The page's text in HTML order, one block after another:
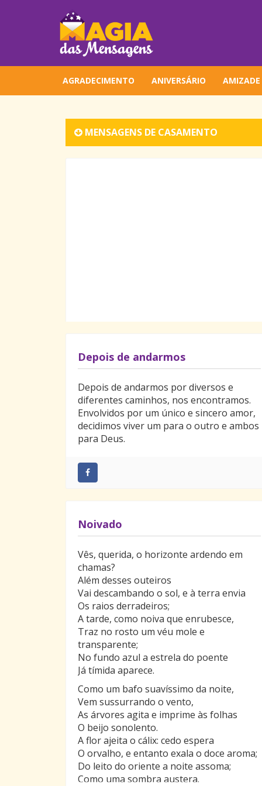
AGRADECIMENTO ANIVERSÁRIO AMIZADE
MENSAGENS DE CASAMENTO
Depois de andarmos
Depois de andarmos por diversos e
diferentes caminhos, nos encontramos.
Envolvidos por um único e sincero amor,
decidimos viver um para o outro e ambos
para Deus.
Noivado
Vês, querida, o horizonte ardendo em
chamas?
Além desses outeiros
Vai descambando o sol, e à terra envia
Os raios derradeiros;
A tarde, como noiva que enrubesce,
Traz no rosto um véu mole e
transparente;
No fundo azul a estrela do poente
Já tímida aparece.
Como um bafo suavíssimo da noite,
Vem sussurrando o vento,
As árvores agita e imprime às folhas
O beijo sonolento.
A flor ajeita o cálix: cedo espera
O orvalho, e entanto exala o doce aroma;
Do leito do oriente a noite assoma;
Como uma sombra austera.